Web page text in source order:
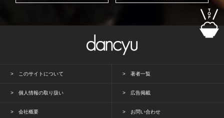
このサイトについて 著者一覧
個人情報の取り扱い 広告掲載
会社概要 お問い合わせ